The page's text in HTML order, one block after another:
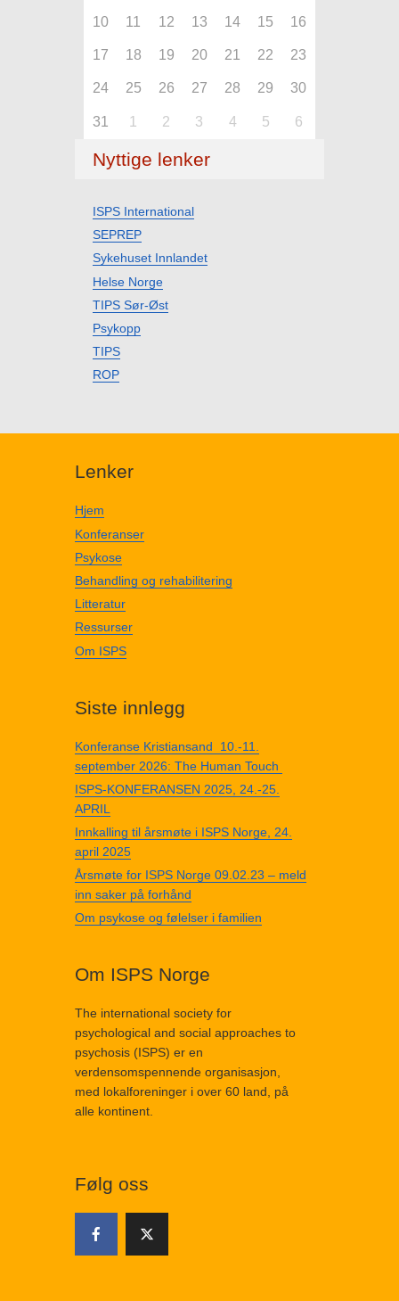
10 11 12 13 14 15 16
17 18 19 20 21 22 23
24 25 26 27 28 29 30
31 1 2 3 4 5 6
Nyttige lenker
ISPS International
SEPREP
Sykehuset Innlandet
Helse Norge
TIPS Sør-Øst
Psykopp
TIPS
ROP
Lenker
Hjem
Konferanser
Psykose
Behandling og rehabilitering
Litteratur
Ressurser
Om ISPS
Siste innlegg
Konferanse Kristiansand 10.-11.
september 2026: The Human Touch
ISPS-KONFERANSEN 2025, 24.-25.
APRIL
Innkalling til årsmøte i ISPS Norge, 24.
april 2025
Årsmøte for ISPS Norge 09.02.23 – meld
inn saker på forhånd
Om psykose og følelser i familien
Om ISPS Norge
The international society for
psychological and social approaches to
psychosis (ISPS) er en
verdensomspennende organisasjon,
med lokalforeninger i over 60 land, på
alle kontinent.
Følg oss